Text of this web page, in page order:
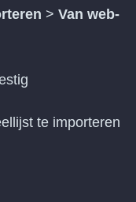
> Van web-
te importeren